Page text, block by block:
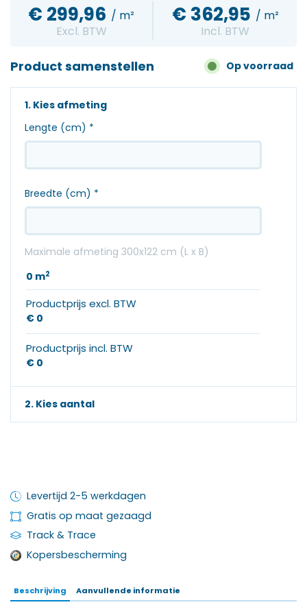
€ 299,96 / m²
Excl. BTW
€ 362,95 / m²
Incl. BTW
Op voorraad
Product samenstellen
1. Kies afmeting
Lengte (cm) *
Breedte (cm) *
Maximale afmeting 300x122 cm (L x B)
0 m2
Productprijs excl. BTW
€ 0
Productprijs incl. BTW
€ 0
2. Kies aantal
Levertijd 2-5 werkdagen
Gratis op maat gezaagd
Track & Trace
Kopersbescherming
Beschrijving Aanvullende informatie